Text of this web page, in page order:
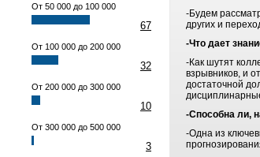
От 50 000 до 100 000
67
От 100 000 до 200 000
32
От 200 000 до 300 000
10
От 300 000 до 500 000
3
-Будем
других и
-Что дает
-Как шутят
взрывников, и
достаточной
-Способна ли,
-Одна из